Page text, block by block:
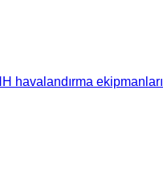
havalandırma ekipmanları